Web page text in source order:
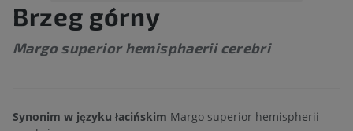
Brzeg górny
Margo superior hemisphaerii cerebri
Synonim w języku łacińskim Margo superior hemispherii